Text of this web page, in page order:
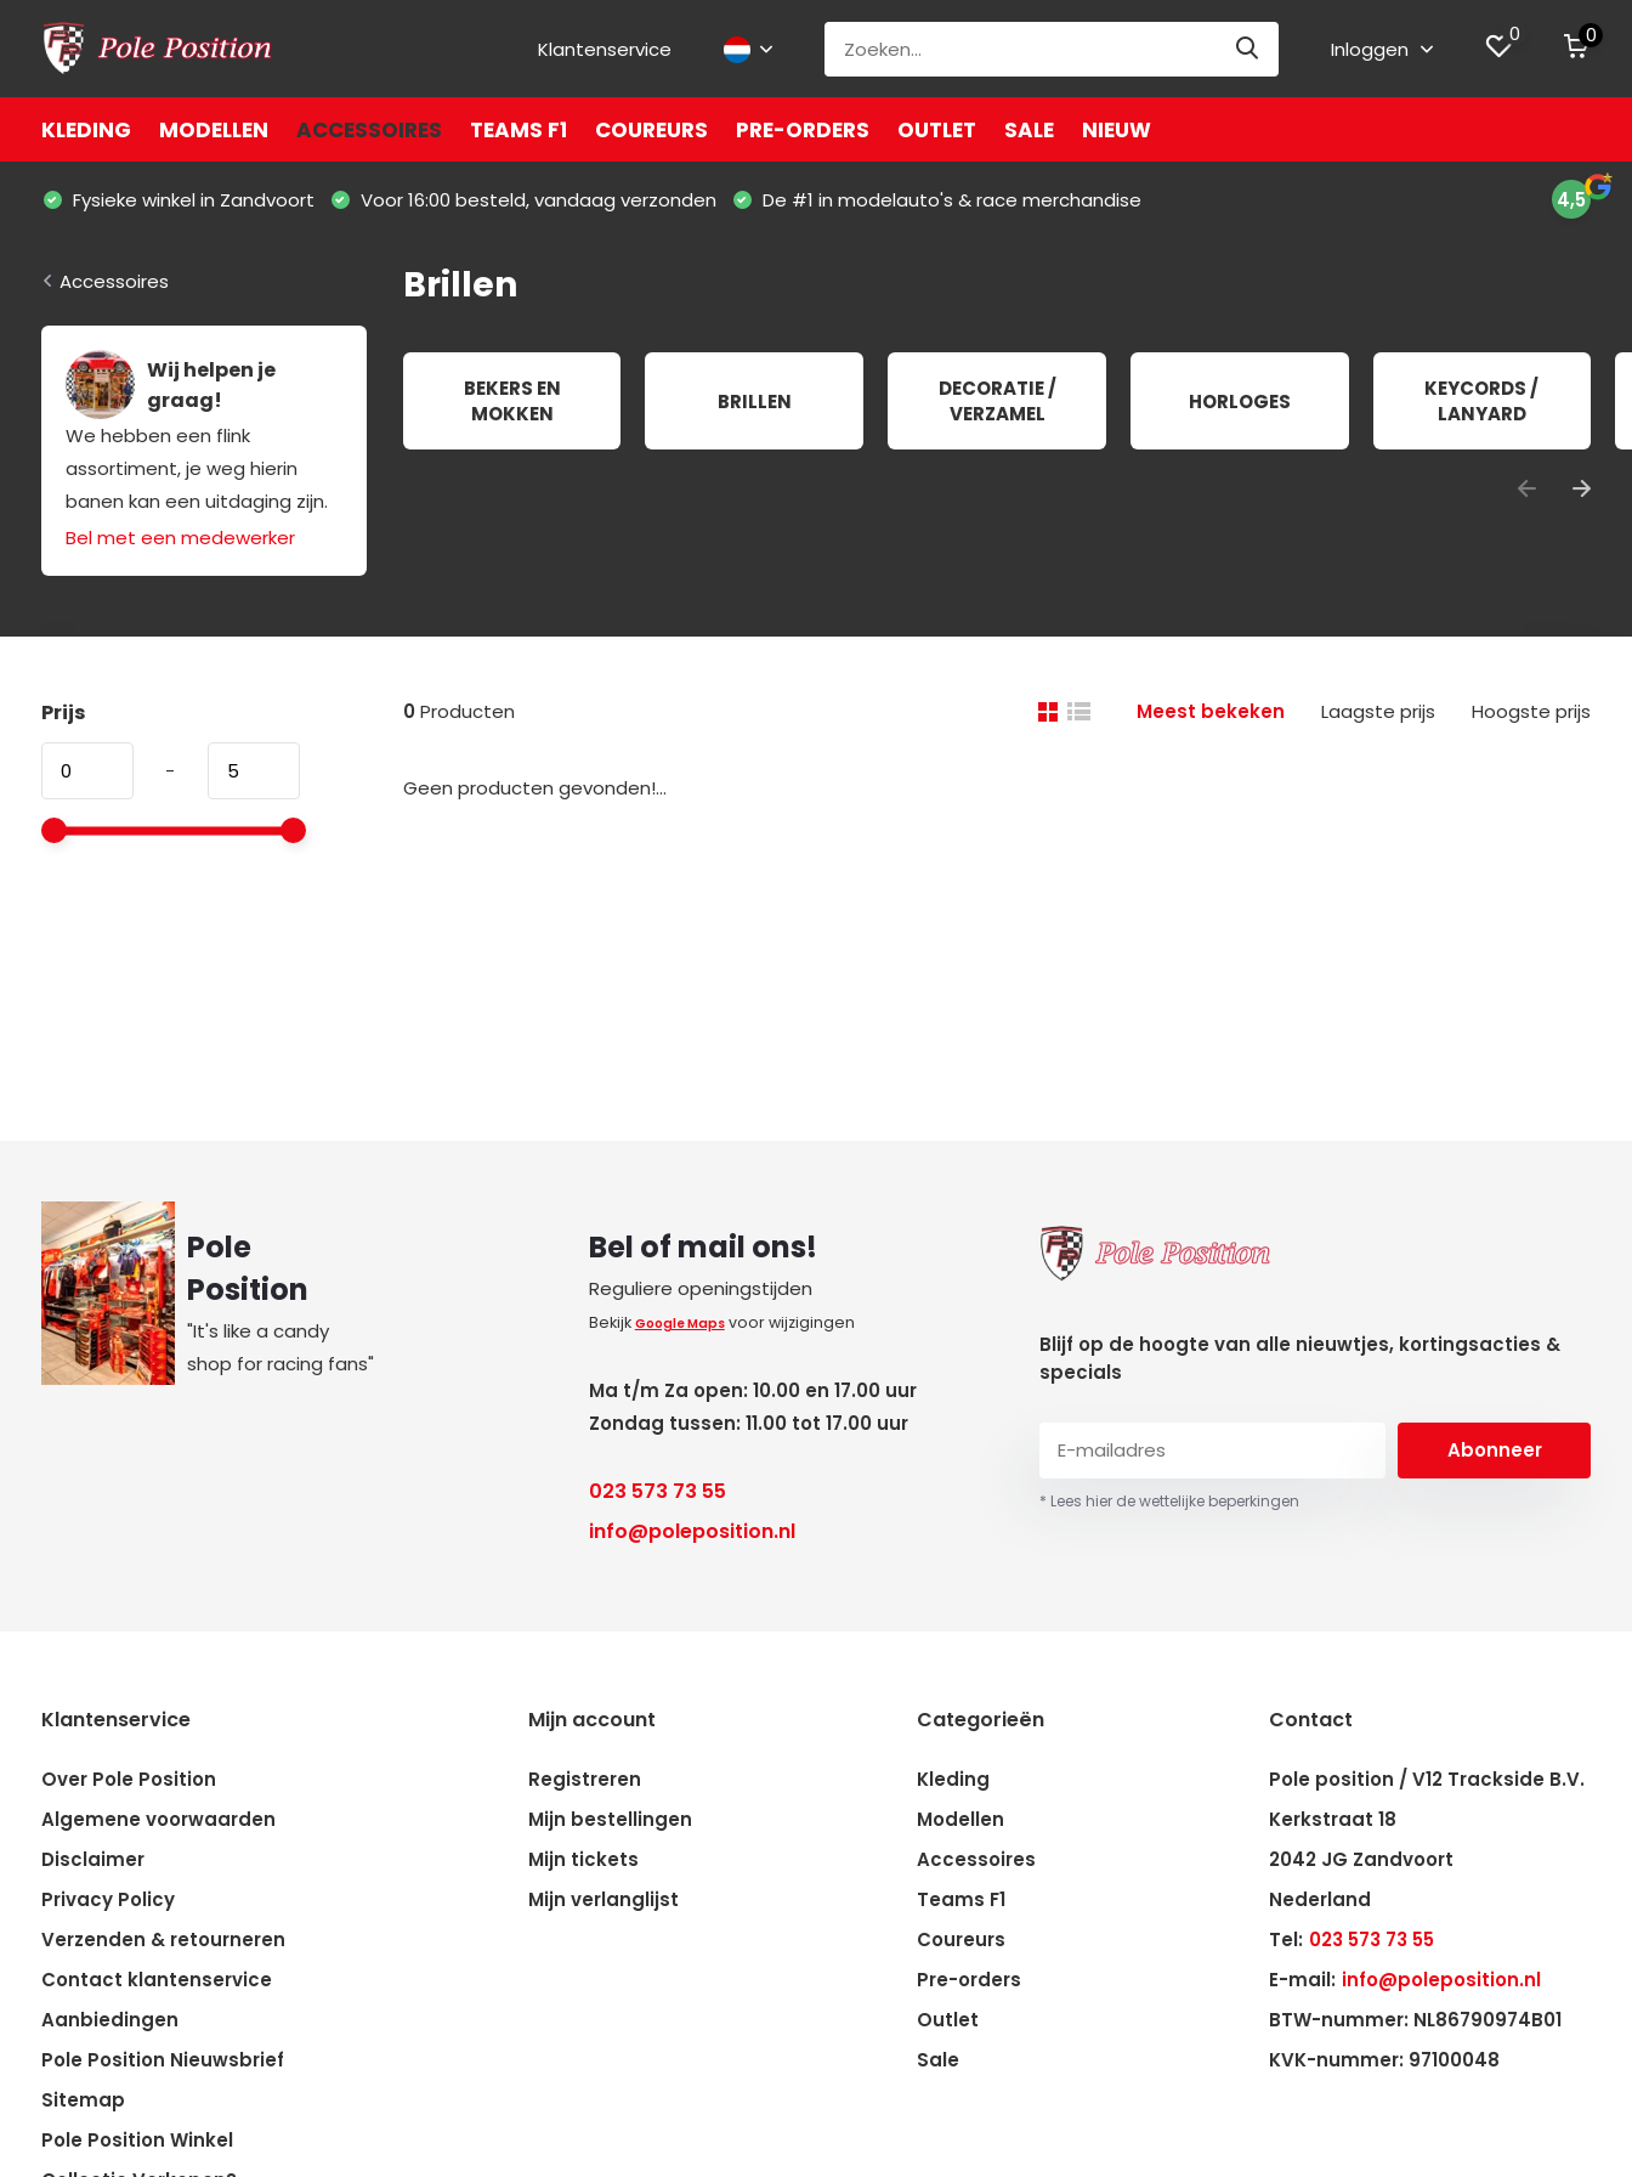
Klantenservice Inloggen
0 0
KLEDING MODELLEN ACCESSOIRES TEAMS F1 COUREURS PRE-ORDERS OUTLET SALE NIEUW
Fysieke winkel in Zandvoort Voor 16:00 besteld, vandaag verzonden De #1 in modelauto's & race merchandise 4,5
Accessoires
Wij helpen je
graag!
We hebben een flink
assortiment, je weg hierin
banen kan een uitdaging zijn.
Bel met een medewerker
Brillen
BEKERS EN
MOKKEN
BRILLEN
DECORATIE /
VERZAMEL
HORLOGES
KEYCORDS /
LANYARD
Prijs
-
0Producten Meest bekeken Laagste prijs Hoogste prijs
Geen producten gevonden!...
Pole
Position
"It's like a candy
shop for racing fans"
Bel of mail ons!
Reguliere openingstijden
Bekijk Google Mapsvoor wijzigingen
Ma t/m Za open: 10.00 en 17.00 uur
Zondag tussen: 11.00 tot 17.00 uur
023 573 73 55
info@poleposition.nl
Blijf op de hoogte van alle nieuwtjes, kortingsacties &
specials
Abonneer
* Lees hier de wettelijke beperkingen
Klantenservice
Over Pole Position
Algemene voorwaarden
Disclaimer
Privacy Policy
Verzenden & retourneren
Contact klantenservice
Aanbiedingen
Pole Position Nieuwsbrief
Sitemap
Pole Position Winkel
Mijn account
Registreren
Mijn bestellingen
Mijn tickets
Mijn verlanglijst
Categorieën
Kleding
Modellen
Accessoires
Teams F1
Coureurs
Pre-orders
Outlet
Sale
Contact
Pole position / V12 Trackside B.V.
Kerkstraat 18
2042 JG Zandvoort
Nederland
Tel: 023 573 73 55
E-mail: info@poleposition.nl
BTW-nummer: NL86790974B01
KVK-nummer: 97100048